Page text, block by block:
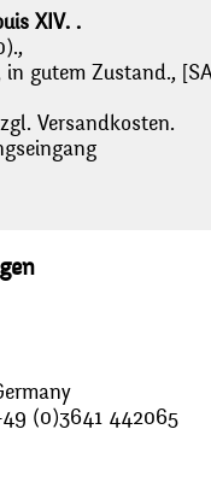
XIV. .
gutem Zustand.,
Versandkosten.
(0)3641 442065